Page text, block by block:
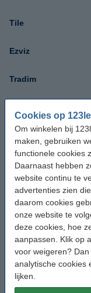
Cookies op
Om winkelen bij
maken, gebruiken
functionele cookies
Daarnaast hebben
website continu te
advertenties zien
daarom cookies
onze website te
deze cookies, hoe
aanpassen. Klik op
voor weigeren?
analytische cookies
lijken.
Tile
Ezviz
Tradim
Tado
LaMetric
Heatit
Technisat
Rithum